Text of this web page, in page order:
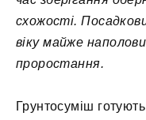
схожості.
віку майже
проростання.
Грунтосуміш